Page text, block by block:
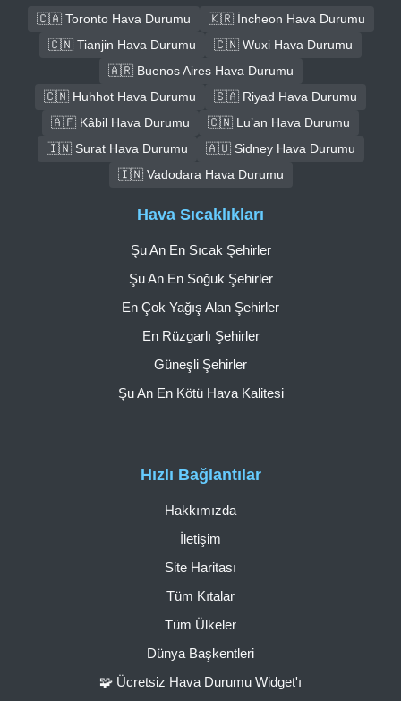
🇨🇦 Toronto Hava Durumu
🇰🇷 İncheon Hava Durumu
🇨🇳 Tianjin Hava Durumu
🇨🇳 Wuxi Hava Durumu
🇦🇷 Buenos Aires Hava Durumu
🇨🇳 Huhhot Hava Durumu
🇸🇦 Riyad Hava Durumu
🇦🇫 Kâbil Hava Durumu
🇨🇳 Lu’an Hava Durumu
🇮🇳 Surat Hava Durumu
🇦🇺 Sidney Hava Durumu
🇮🇳 Vadodara Hava Durumu
Hızlı Bağlantılar
Hakkımızda
İletişim
Site Haritası
Tüm Kıtalar
Tüm Ülkeler
Dünya Başkentleri
🧩 Ücretsiz Hava Durumu Widget'ı
Hava Sıcaklıkları
Şu An En Sıcak Şehirler
Şu An En Soğuk Şehirler
En Çok Yağış Alan Şehirler
En Rüzgarlı Şehirler
Güneşli Şehirler
Şu An En Kötü Hava Kalitesi